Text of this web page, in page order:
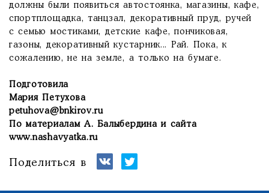
должны были появиться автостоянка, магазины, кафе,
спортплощадка, танцзал, декоративный пруд, ручей
с семью мостиками, детские кафе, пончиковая,
газоны, декоративный кустарник... Рай. Пока, к
сожалению, не на земле, а только на бумаге.
Подготовила
Мария Петухова
petuhova@bnkirov.ru
По материалам А. Балыбердина и сайта
www.nashavyatka.ru
Поделиться в